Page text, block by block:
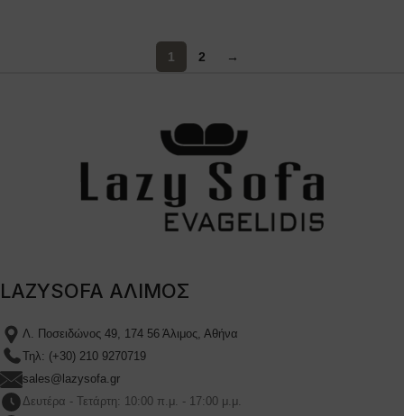
1 2 →
LAZYSOFA ΑΛΙΜΟΣ
Λ. Ποσειδώνος 49, 174 56 Άλιμος, Αθήνα
Τηλ: (+30) 210 9270719
sales@lazysofa.gr
Δευτέρα - Τετάρτη: 10:00 π.μ. - 17:00 μ.μ.